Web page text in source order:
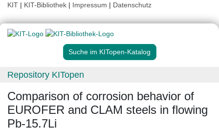
KIT | KIT-Bibliothek | Impressum | Datenschutz
Suche im KITopen-Katalog
Repository KITopen
Comparison of corrosion behavior of
EUROFER and CLAM steels in flowing
Pb-15.7Li